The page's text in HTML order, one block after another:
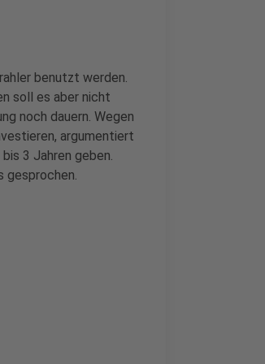
benutzt werden.
soll es aber nicht
noch dauern. Wegen
argumentiert
3 Jahren geben.
gesprochen.